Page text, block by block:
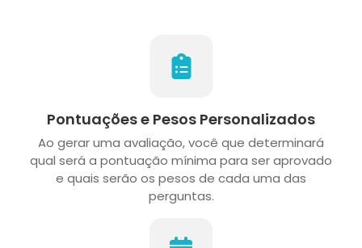
Pontuações e Pesos Personalizados
Ao gerar uma avaliação, você que determinará
qual será a pontuação mínima para ser aprovado
e quais serão os pesos de cada uma das
perguntas.